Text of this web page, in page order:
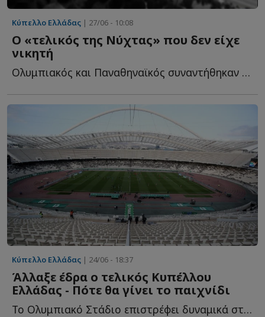
Κύπελλο Ελλάδας | 27/06 - 10:08
Ο «τελικός της Νύχτας» που δεν είχε
νικητή
Ολυμπιακός και Παναθηναϊκός συναντήθηκαν στο ουδέτερο γ...
Κύπελλο Ελλάδας | 24/06 - 18:37
Άλλαξε έδρα ο τελικός Κυπέλλου
Ελλάδας - Πότε θα γίνει το παιχνίδι
Το Ολυμπιακό Στάδιο επιστρέφει δυναμικά στο προσκήνιο ω...